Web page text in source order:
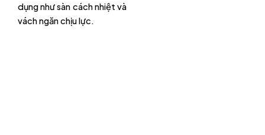
dụng như sàn cách nhiệt và
vách ngăn chịu lực.